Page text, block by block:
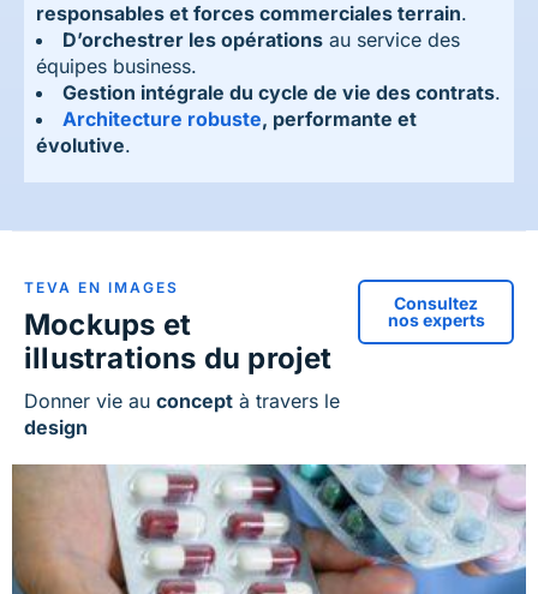
responsables et forces commerciales terrain.
D’orchestrer les opérations au service des
équipes business.
Gestion intégrale du cycle de vie des contrats.
Architecture robuste, performante et
évolutive.
TEVA EN IMAGES
Mockups et
illustrations du projet
Donner vie au concept à travers le
design
Consultez
nos experts